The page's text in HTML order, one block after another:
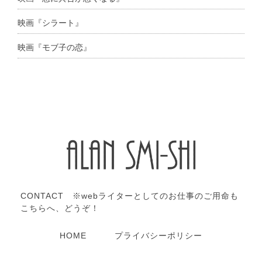
映画『シラート』
映画『モブ子の恋』
CONTACT ※webライターとしてのお仕事のご用命も
こちらへ、どうぞ！
HOME プライバシーポリシー